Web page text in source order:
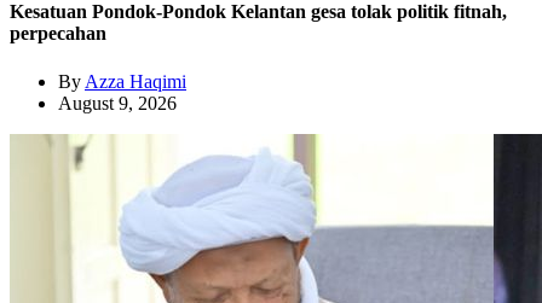
Kesatuan Pondok-Pondok Kelantan gesa tolak politik fitnah,
perpecahan
By Azza Haqimi
August 9, 2026